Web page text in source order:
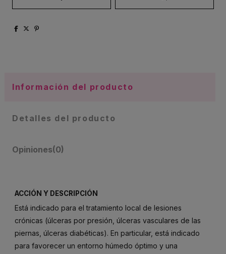
Información del producto
Detalles del producto
Opiniones(0)
ACCIÓN Y DESCRIPCIÓN
Está indicado para el tratamiento local de lesiones
crónicas (úlceras por presión, úlceras vasculares de las
piernas, úlceras diabéticas). En particular, está indicado
para favorecer un entorno húmedo óptimo y una